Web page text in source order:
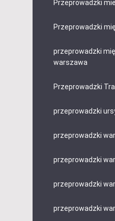
Przeprowadzki
Przeprowadzki
przeprowadzki
warszawa
Przeprowadzki
przeprowadzki
przeprowadzki
przeprowadzki
przeprowadzki
przeprowadzki